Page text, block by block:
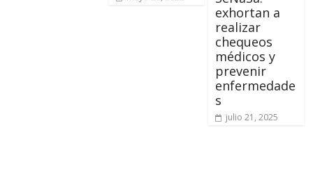
exhortan a
realizar
chequeos
médicos y
prevenir
enfermedade
s
julio 21, 2025